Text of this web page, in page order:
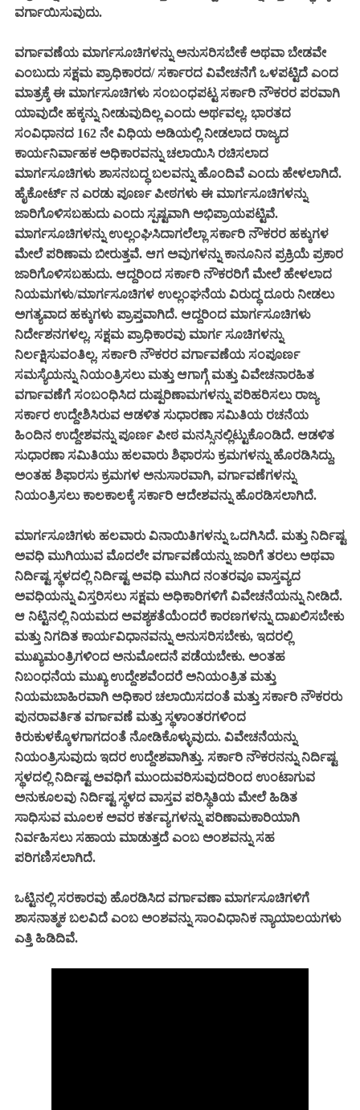
ವರ್ಗಾಯಿಸುವುದು.
ವರ್ಗಾವಣೆಯ ಮಾರ್ಗಸೂಚಿಗಳನ್ನು ಅನುಸರಿಸಬೇಕೆ ಅಥವಾ ಬೇಡವೇ
ಎಂಬುದು ಸಕ್ಷಮ ಪ್ರಾಧಿಕಾರದ/ ಸರ್ಕಾರದ ವಿವೇಚನೆಗೆ ಒಳಪಟ್ಟಿದೆ ಎಂದ
ಮಾತ್ರಕ್ಕೆ ಈ ಮಾರ್ಗಸೂಚಿಗಳು ಸಂಬಂಧಪಟ್ಟ ಸರ್ಕಾರಿ ನೌಕರರ ಪರವಾಗಿ
ಯಾವುದೇ ಹಕ್ಕನ್ನು ನೀಡುವುದಿಲ್ಲ ಎಂದು ಅರ್ಥವಲ್ಲ. ಭಾರತದ
ಸಂವಿಧಾನದ 162 ನೇ ವಿಧಿಯ ಅಡಿಯಲ್ಲಿ ನೀಡಲಾದ ರಾಜ್ಯದ
ಕಾರ್ಯನಿರ್ವಾಹಕ ಅಧಿಕಾರವನ್ನು ಚಲಾಯಿಸಿ ರಚಿಸಲಾದ
ಮಾರ್ಗಸೂಚಿಗಳು ಶಾಸನಬದ್ಧ ಬಲವನ್ನು ಹೊಂದಿವೆ ಎಂದು ಹೇಳಲಾಗಿದೆ.
ಹೈಕೋರ್ಟ್ ನ ಎರಡು ಪೂರ್ಣ ಪೀಠಗಳು ಈ ಮಾರ್ಗಸೂಚಿಗಳನ್ನು
ಜಾರಿಗೊಳಿಸಬಹುದು ಎಂದು ಸ್ಪಷ್ಟವಾಗಿ ಅಭಿಪ್ರಾಯಪಟ್ಟಿವೆ.
ಮಾರ್ಗಸೂಚಿಗಳನ್ನು ಉಲ್ಲಂಘಿಸಿದಾಗಲೆಲ್ಲಾ ಸರ್ಕಾರಿ ನೌಕರರ ಹಕ್ಕುಗಳ
ಮೇಲೆ ಪರಿಣಾಮ ಬೀರುತ್ತವೆ. ಆಗ ಅವುಗಳನ್ನು ಕಾನೂನಿನ ಪ್ರಕ್ರಿಯೆ ಪ್ರಕಾರ
ಜಾರಿಗೊಳಿಸಬಹುದು. ಆದ್ದರಿಂದ ಸರ್ಕಾರಿ ನೌಕರರಿಗೆ ಮೇಲೆ ಹೇಳಲಾದ
ನಿಯಮಗಳು/ಮಾರ್ಗಸೂಚಿಗಳ ಉಲ್ಲಂಘನೆಯ ವಿರುದ್ಧ ದೂರು ನೀಡಲು
ಅಗತ್ಯವಾದ ಹಕ್ಕುಗಳು ಪ್ರಾಪ್ತವಾಗಿದೆ. ಆದ್ದರಿಂದ ಮಾರ್ಗಸೂಚಿಗಳು
ನಿರ್ದೇಶನಗಳಲ್ಲ. ಸಕ್ಷಮ ಪ್ರಾಧಿಕಾರವು ಮಾರ್ಗ ಸೂಚಿಗಳನ್ನು
ನಿರ್ಲಕ್ಷಿಸುವಂತಿಲ್ಲ‌. ಸರ್ಕಾರಿ ನೌಕರರ ವರ್ಗಾವಣೆಯ ಸಂಪೂರ್ಣ
ಸಮಸ್ಯೆಯನ್ನು ನಿಯಂತ್ರಿಸಲು ಮತ್ತು ಆಗಾಗ್ಗೆ ಮತ್ತು ವಿವೇಚನಾರಹಿತ
ವರ್ಗಾವಣೆಗೆ ಸಂಬಂಧಿಸಿದ ದುಷ್ಪರಿಣಾಮಗಳನ್ನು ಪರಿಹರಿಸಲು ರಾಜ್ಯ
ಸರ್ಕಾರ ಉದ್ದೇಶಿಸಿರುವ ಆಡಳಿತ ಸುಧಾರಣಾ ಸಮಿತಿಯ ರಚನೆಯ
ಹಿಂದಿನ ಉದ್ದೇಶವನ್ನು ಪೂರ್ಣ ಪೀಠ ಮನಸ್ಸಿನಲ್ಲಿಟ್ಟುಕೊಂಡಿದೆ. ಆಡಳಿತ
ಸುಧಾರಣಾ ಸಮಿತಿಯು ಹಲವಾರು ಶಿಫಾರಸು ಕ್ರಮಗಳನ್ನು ಹೊರಡಿಸಿದ್ದು,
ಅಂತಹ ಶಿಫಾರಸು ಕ್ರಮಗಳ ಅನುಸಾರವಾಗಿ, ವರ್ಗಾವಣೆಗಳನ್ನು
ನಿಯಂತ್ರಿಸಲು ಕಾಲಕಾಲಕ್ಕೆ ಸರ್ಕಾರಿ ಆದೇಶವನ್ನು ಹೊರಡಿಸಲಾಗಿದೆ.
ಮಾರ್ಗಸೂಚಿಗಳು ಹಲವಾರು ವಿನಾಯಿತಿಗಳನ್ನು ಒದಗಿಸಿದೆ. ಮತ್ತು ನಿರ್ದಿಷ್ಟ
ಅವಧಿ ಮುಗಿಯುವ ಮೊದಲೇ ವರ್ಗಾವಣೆಯನ್ನು ಜಾರಿಗೆ ತರಲು ಅಥವಾ
ನಿರ್ದಿಷ್ಟ ಸ್ಥಳದಲ್ಲಿ ನಿರ್ದಿಷ್ಟ ಅವಧಿ ಮುಗಿದ ನಂತರವೂ ವಾಸ್ತವ್ಯದ
ಅವಧಿಯನ್ನು ವಿಸ್ತರಿಸಲು ಸಕ್ಷಮ ಅಧಿಕಾರಿಗಳಿಗೆ ವಿವೇಚನೆಯನ್ನು ನೀಡಿದೆ.
ಆ ನಿಟ್ಟಿನಲ್ಲಿ ನಿಯಮದ ಅವಶ್ಯಕತೆಯೆಂದರೆ ಕಾರಣಗಳನ್ನು ದಾಖಲಿಸಬೇಕು
ಮತ್ತು ನಿಗದಿತ ಕಾರ್ಯವಿಧಾನವನ್ನು ಅನುಸರಿಸಬೇಕು, ಇದರಲ್ಲಿ
ಮುಖ್ಯಮಂತ್ರಿಗಳಿಂದ ಅನುಮೋದನೆ ಪಡೆಯಬೇಕು. ಅಂತಹ
ನಿಬಂಧನೆಯ ಮುಖ್ಯ ಉದ್ದೇಶವೆಂದರೆ ಅನಿಯಂತ್ರಿತ ಮತ್ತು
ನಿಯಮಬಾಹಿರವಾಗಿ ಅಧಿಕಾರ ಚಲಾಯಿಸದಂತೆ ಮತ್ತು ಸರ್ಕಾರಿ ನೌಕರರು
ಪುನರಾವರ್ತಿತ ವರ್ಗಾವಣೆ ಮತ್ತು ಸ್ಥಳಾಂತರಗಳಿಂದ
ಕಿರುಕುಳಕ್ಕೊಳಗಾಗದಂತೆ ನೋಡಿಕೊಳ್ಳುವುದು. ವಿವೇಚನೆಯನ್ನು
ನಿಯಂತ್ರಿಸುವುದು ಇದರ ಉದ್ದೇಶವಾಗಿತ್ತು. ಸರ್ಕಾರಿ ನೌಕರನನ್ನು ನಿರ್ದಿಷ್ಟ
ಸ್ಥಳದಲ್ಲಿ ನಿರ್ದಿಷ್ಟ ಅವಧಿಗೆ ಮುಂದುವರಿಸುವುದರಿಂದ ಉಂಟಾಗುವ
ಅನುಕೂಲವು ನಿರ್ದಿಷ್ಟ ಸ್ಥಳದ ವಾಸ್ತವ ಪರಿಸ್ಥಿತಿಯ ಮೇಲೆ ಹಿಡಿತ
ಸಾಧಿಸುವ ಮೂಲಕ ಅವರ ಕರ್ತವ್ಯಗಳನ್ನು ಪರಿಣಾಮಕಾರಿಯಾಗಿ
ನಿರ್ವಹಿಸಲು ಸಹಾಯ ಮಾಡುತ್ತದೆ ಎಂಬ ಅಂಶವನ್ನು ಸಹ
ಪರಿಗಣಿಸಲಾಗಿದೆ.
ಒಟ್ಟಿನಲ್ಲಿ ಸರಕಾರವು ಹೊರಡಿಸಿದ ವರ್ಗಾವಣಾ ಮಾರ್ಗಸೂಚಿಗಳಿಗೆ
ಶಾಸನಾತ್ಮಕ ಬಲವಿದೆ ಎಂಬ ಅಂಶವನ್ನು ಸಾಂವಿಧಾನಿಕ ನ್ಯಾಯಾಲಯಗಳು
ಎತ್ತಿ ಹಿಡಿದಿವೆ.